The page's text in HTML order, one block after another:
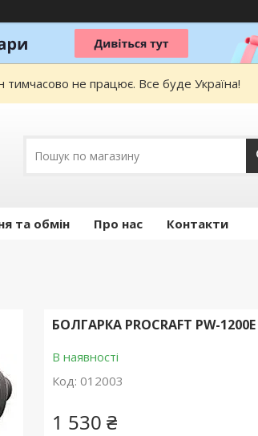
тимчасово не працює. Все буде Україна!
та обмін Про нас Контакти
БОЛГАРКА PROCRAFT PW-1200Е
В наявності
Код: 012003
1 530 ₴